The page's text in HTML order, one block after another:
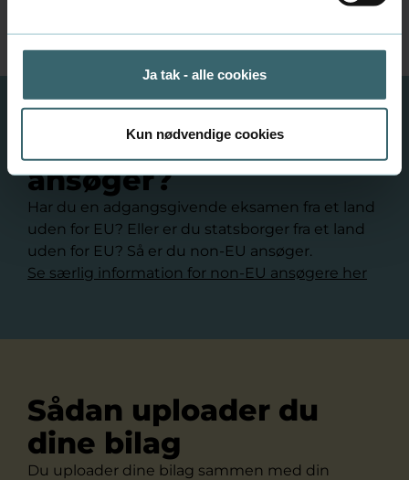
Ja tak - alle cookies
Kun nødvendige cookies
søger om optagelse med særlig tilladelse her
Er du non-EU
ansøger?
Har du en adgangsgivende eksamen fra et land
uden for EU? Eller er du statsborger fra et land
uden for EU? Så er du non-EU ansøger.
Se særlig information for non-EU ansøgere her
Sådan uploader du
dine bilag
Du uploader dine bilag sammen med din